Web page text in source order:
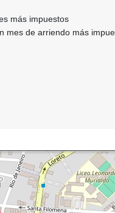
más impuestos
mes de arriendo más